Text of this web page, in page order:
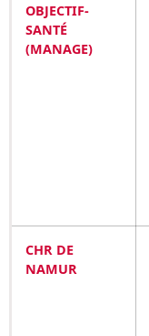
OBJECTIF-
SANTÉ
(MANAGE)
CHR DE
NAMUR